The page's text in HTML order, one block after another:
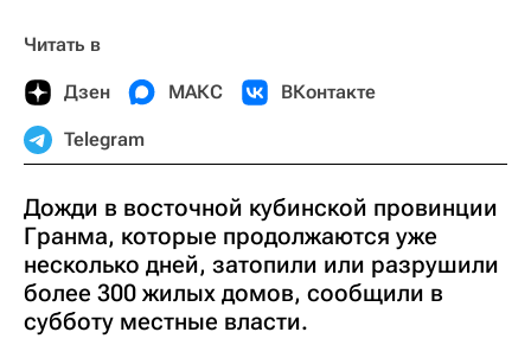
Читать в
Дзен МАКС ВКонтакте
Telegram
Дожди в восточной кубинской провинции
Гранма, которые продолжаются уже
несколько дней, затопили или разрушили
более 300 жилых домов, сообщили в
субботу местные власти.